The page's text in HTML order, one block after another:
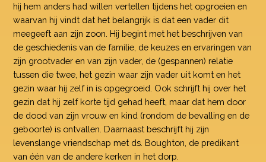
hij hem anders had willen vertellen tijdens het opgroeien en
waarvan hij vindt dat het belangrijk is dat een vader dit
meegeeft aan zijn zoon. Hij begint met het beschrijven van
de geschiedenis van de familie, de keuzes en ervaringen van
zijn grootvader en van zijn vader, de (gespannen) relatie
tussen die twee, het gezin waar zijn vader uit komt en het
gezin waar hij zelf in is opgegroeid. Ook schrijft hij over het
gezin dat hij zelf korte tijd gehad heeft, maar dat hem door
de dood van zijn vrouw en kind (rondom de bevalling en de
geboorte) is ontvallen. Daarnaast beschrijft hij zijn
levenslange vriendschap met ds. Boughton, de predikant
van één van de andere kerken in het dorp.